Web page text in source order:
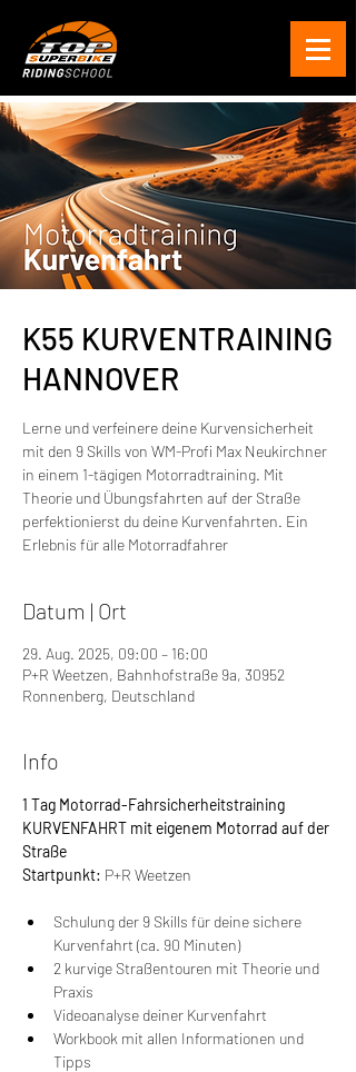
K55 KURVENTRAINING
HANNOVER
Lerne und verfeinere deine Kurvensicherheit
mit den 9 Skills von WM-Profi Max Neukirchner
in einem 1-tägigen Motorradtraining. Mit
Theorie und Übungsfahrten auf der Straße
perfektionierst du deine Kurvenfahrten. Ein
Erlebnis für alle Motorradfahrer
Datum | Ort
29. Aug. 2025, 09:00 – 16:00
P+R Weetzen, Bahnhofstraße 9a, 30952
Ronnenberg, Deutschland
Info
1 Tag Motorrad-Fahrsicherheitstraining
KURVENFAHRT mit eigenem Motorrad auf der
Straße
Startpunkt: P+R Weetzen
Schulung der 9 Skills für deine sichere
Kurvenfahrt (ca. 90 Minuten)
2 kurvige Straßentouren mit Theorie und
Praxis
Videoanalyse deiner Kurvenfahrt
Workbook mit allen Informationen und
Tipps